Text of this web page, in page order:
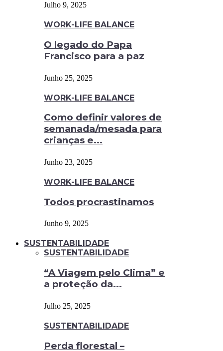
Julho 9, 2025
WORK-LIFE BALANCE
O legado do Papa
Francisco para a paz
Junho 25, 2025
WORK-LIFE BALANCE
Como definir valores de
semanada/mesada para
crianças e...
Junho 23, 2025
WORK-LIFE BALANCE
Todos procrastinamos
Junho 9, 2025
SUSTENTABILIDADE
SUSTENTABILIDADE
“A Viagem pelo Clima” e
a proteção da...
Julho 25, 2025
SUSTENTABILIDADE
Perda florestal –